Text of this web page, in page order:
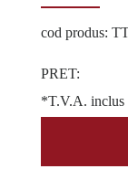
cod produs:
PRET:
*T.V.A. inclus